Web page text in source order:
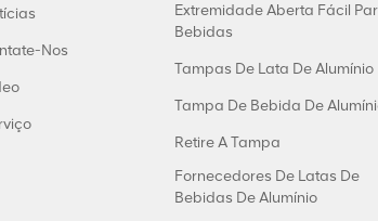
Nos
Extremidade Aberta Fácil
Bebidas
Tampas De Lata De Alumínio
Tampa De Bebida De
Retire A Tampa
Fornecedores De Latas De
Bebidas De Alumínio